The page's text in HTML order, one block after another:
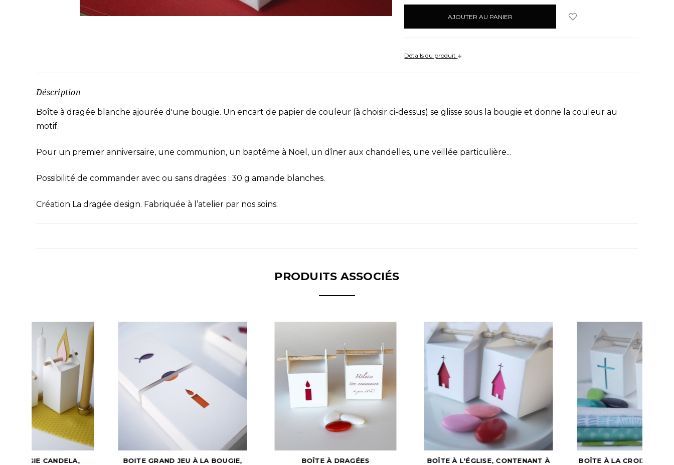
Détails du produit
Déscription
Boîte à dragée blanche ajourée d'une bougie. Un encart de papier de couleur (à choisir ci-dessus) se glisse sous la bougie et donne la couleur au
motif.
Pour un premier anniversaire, une communion, un baptême à Noël, un dîner aux chandelles, une veillée particulière...
Possibilité de commander avec ou sans dragées : 30 g amande blanches.
Création La dragée design. Fabriquée à l’atelier par nos soins.
PRODUITS ASSOCIÉS
BOITE GRAND JEU À LA BOUGIE,
BOÎTE À DRAGÉES
BOÎTE À L'ÉGLISE, CONTENANT À
BOÎTE À LA CROIX, CONTENANT À